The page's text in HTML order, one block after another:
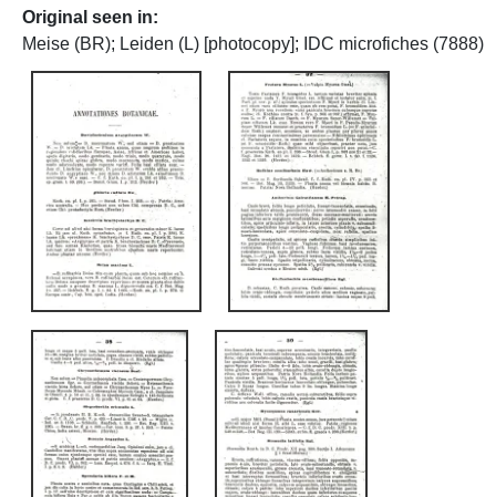
Original seen in
Meise (BR); Leiden (L) [photocopy]; IDC microfiches (7888)